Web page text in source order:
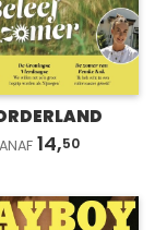
14,50